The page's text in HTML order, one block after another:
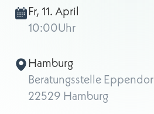
Fr, 11. April
10:00Uhr
Hamburg
Beratungsstelle
22529 Hamburg